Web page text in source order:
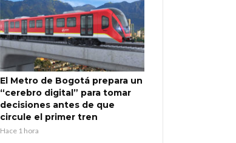
El Metro de Bogotá prepara un
“cerebro digital” para tomar
decisiones antes de que
circule el primer tren
Hace 1 hora